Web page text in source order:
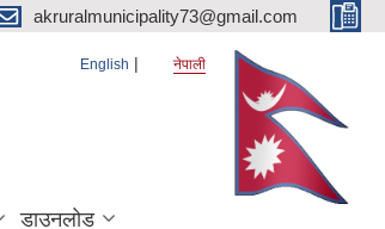
akruralmunicipality73@gmail.com
English नेपाली
डाउनलोड